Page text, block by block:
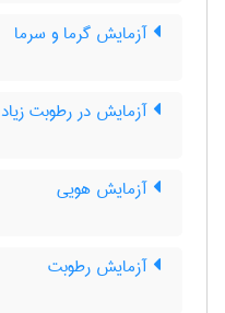
آزمایش گرما و سرما
آزمایش در رطوبت زیاد
آزمایش هویی
آزمایش رطوبت